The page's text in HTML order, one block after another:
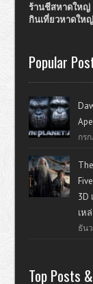
ร้านชีสหาดใหญ่
กินเที่ยวหาดใหญ่
Popular
กร
3D
เห
ธัน
Top Posts